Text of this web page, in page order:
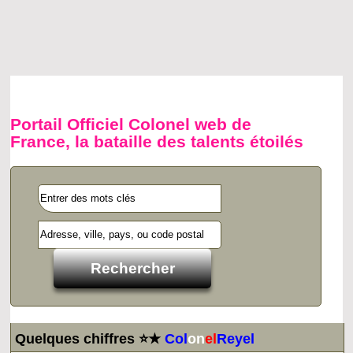
Portail Officiel Colonel web de
France, la bataille des talents étoilés
Quelques chiffres ⭐★ColonelReyel